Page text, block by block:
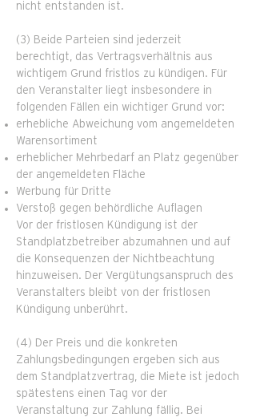
nicht entstanden ist.
(3) Beide Parteien sind jederzeit
berechtigt, das Vertragsverhältnis aus
wichtigem Grund fristlos zu kündigen. Für
den Veranstalter liegt insbesondere in
folgenden Fällen ein wichtiger Grund vor:
erhebliche Abweichung vom angemeldeten
Warensortiment
erheblicher Mehrbedarf an Platz gegenüber
der angemeldeten Fläche
Werbung für Dritte
Verstoß gegen behördliche Auflagen
Vor der fristlosen Kündigung ist der
Standplatzbetreiber abzumahnen und auf
die Konsequenzen der Nichtbeachtung
hinzuweisen. Der Vergütungsanspruch des
Veranstalters bleibt von der fristlosen
Kündigung unberührt.
(4) Der Preis und die konkreten
Zahlungsbedingungen ergeben sich aus
dem Standplatzvertrag, die Miete ist jedoch
spätestens einen Tag vor der
Veranstaltung zur Zahlung fällig. Bei